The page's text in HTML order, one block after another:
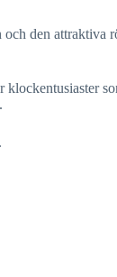
den attraktiva